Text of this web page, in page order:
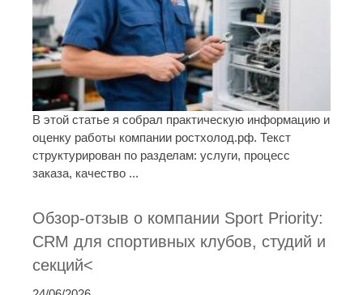
В этой статье я собрал практическую информацию и
оценку работы компании ростхолод.рф. Текст
структурирован по разделам: услуги, процесс
заказа, качество ...
Обзор-отзыв о компании Sport Priority:
CRM для спортивных клубов, студий и
секций<